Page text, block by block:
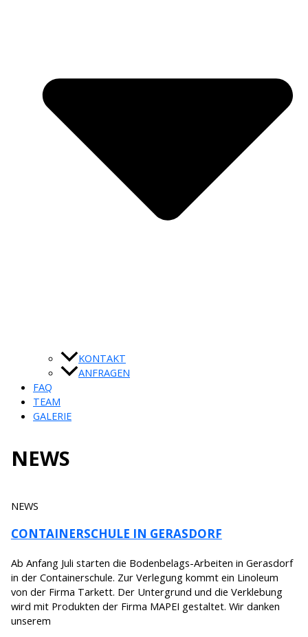
KONTAKT
ANFRAGEN
FAQ
TEAM
GALERIE
NEWS
NEWS
CONTAINERSCHULE IN GERASDORF
Ab Anfang Juli starten die Bodenbelags-Arbeiten in Gerasdorf
in der Containerschule. Zur Verlegung kommt ein Linoleum
von der Firma Tarkett. Der Untergrund und die Verklebung
wird mit Produkten der Firma MAPEI gestaltet. Wir danken
unserem